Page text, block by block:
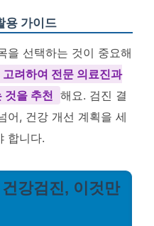
용 가이드
을 선택하는 것이 중요해
려하여 전문 의료진과
것을 추천 해요. 검진 결
어, 건강 개선 계획을 세
합니다.
강검진, 이것만